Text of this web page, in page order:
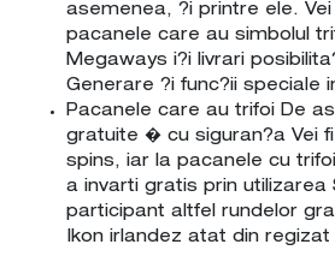
asemenea, ?i printre ele.
pacanele care au simbolul
Megaways i?i livrari
Generare ?i func?ii speciale
Pacanele care au trifoi De
gratuite � cu siguran?a Vei
spins, iar la pacanele cu
a invarti gratis prin utilizarea
participant altfel rundelor
Ikon irlandez atat din regizat